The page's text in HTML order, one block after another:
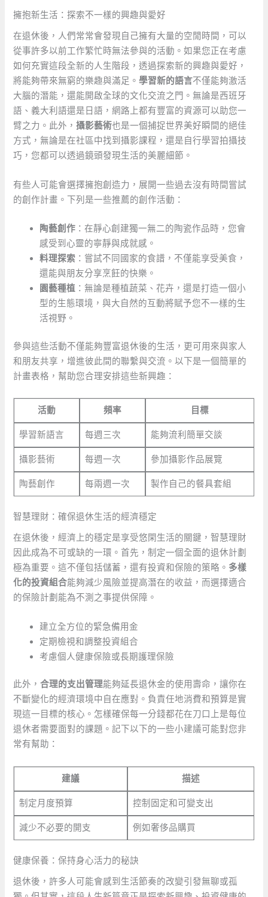
擁抱新生活：探索不一樣的興趣與愛好
在退休後，人們常常會發現自己擁有大量的空閒時間，可以
從事許多以前工作繁忙時無法參與的活動。如果您正在考慮
如何充實這段全新的人生階段，透過探索新的興趣與愛好，
將能夠帶來無窮的樂趣與滿足。學習新的語言不僅能夠激活
大腦的潛能，還能開啟全球的文化交流之門。無論是西班牙
語、義大利語還是日語，網路上都有豐富的資源可以助您一
臂之力。此外，攝影藝術也是一個捕捉世界美好瞬間的絕佳
方式，無論是在社區中找到攝影課程，還是自行學習拍攝技
巧，您都可以透過鏡頭發現生活的美麗細節。
有些人可能會選擇擁抱創造力，展開一些過去沒有時間嘗試
的創作計畫。下列是一些推薦的創作活動：
陶藝創作 ：在靜心創建獨一無二的陶瓷作品時，您會
感受到心靈的寧靜與成就感。
料理探索 ：嘗試不同國家的食譜，不僅能享受美食，
還能與朋友分享烹飪的快樂。
園藝種植 ：無論是種植蔬菜、花卉，還是打造一個小
型的生態環境，與大自然的互動將賦予您不一樣的生
活視野。
參與這些活動不僅能夠豐富退休後的生活，更可用來與家人
和朋友共享，增進彼此間的聯繫與交流。以下是一個簡單的
計畫表格，幫助您合理安排這些新興趣：
活動 頻率 目標
學習新語言 每週三次 能夠流利簡單交談
攝影藝術 每週一次 參加攝影作品展覽
陶藝創作 每兩週一次 製作自己的餐具套組
智慧理財：確保退休生活的經濟穩定
在退休後，經濟上的穩定是享受悠閑生活的關鍵，智慧理財
因此成為不可或缺的一環。首先，制定一個全面的退休計劃
極為重要。這不僅包括儲蓄，還有投資和保險的策略。 多樣
化的投資組合能夠減少風險並提高潛在的收益，而選擇適合
的保險計劃能為不測之事提供保障。
建立全方位的緊急備用金
定期檢視和調整投資組合
考慮個人健康保險或長期護理保險
此外，合理的支出管理能夠延長退休金的使用壽命，讓你在
不斷變化的經濟環境中自在應對。負責任地消費和預算是實
現這一目標的核心。怎樣確保每一分錢都花在刀口上是每位
退休者需要面對的課題。記下以下的一些小建議可能對您非
常有幫助：
建議 描述
制定月度預算 控制固定和可變支出
減少不必要的開支 例如奢侈品購買
健康保養：保持身心活力的秘訣
退休後，許多人可能會感到生活節奏的改變引發無聊或孤